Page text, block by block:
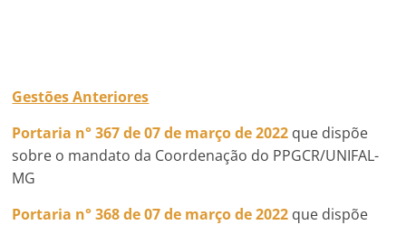
Gestões Anteriores
Portaria n° 367 de 07 de março de 2022 que dispõe
sobre o mandato da Coordenação do PPGCR/UNIFAL-
MG
Portaria n° 368de 07 de março de 2022 que dispõe